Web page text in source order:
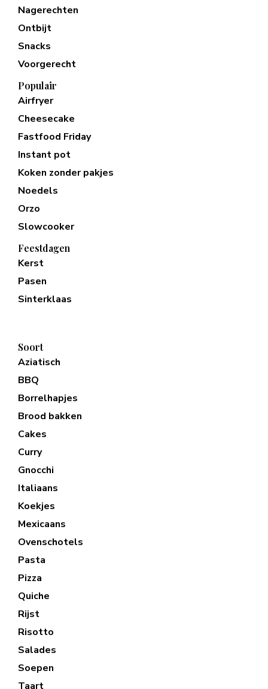
Nagerechten
Ontbijt
Snacks
Voorgerecht
Populair
Airfryer
Cheesecake
Fastfood Friday
Instant pot
Koken zonder pakjes
Noedels
Orzo
Slowcooker
Feestdagen
Kerst
Pasen
Sinterklaas
Soort
Aziatisch
BBQ
Borrelhapjes
Brood bakken
Cakes
Curry
Gnocchi
Italiaans
Koekjes
Mexicaans
Ovenschotels
Pasta
Pizza
Quiche
Rijst
Risotto
Salades
Soepen
Taart